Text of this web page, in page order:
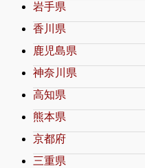
岩手県
香川県
鹿児島県
神奈川県
高知県
熊本県
京都府
三重県